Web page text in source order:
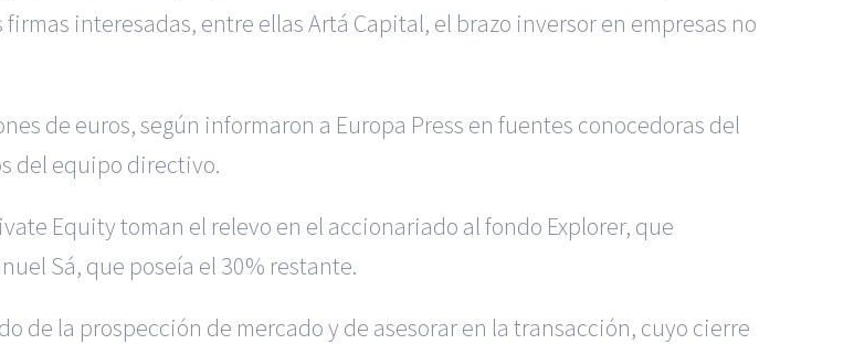
interesadas, entre ellas Artá Capital, el brazo inversor en empresas no
de euros, según informaron a Europa Press en fuentes conocedoras del
del equipo directivo.
Equity toman el relevo en el accionariado al fondo Explorer, que
Sá, que poseía el 30% restante.
de la prospección de mercado y de asesorar en la transacción, cuyo cierre